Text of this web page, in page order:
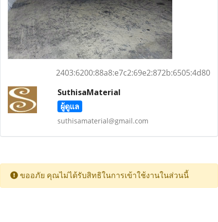
2403:6200:88a8:e7c2:69e2:872b:6505:4d80
SuthisaMaterial
ผู้ดูแล
suthisamaterial@gmail.com
ขออภัย คุณไม่ได้รับสิทธิในการเข้าใช้งานในส่วนนี้